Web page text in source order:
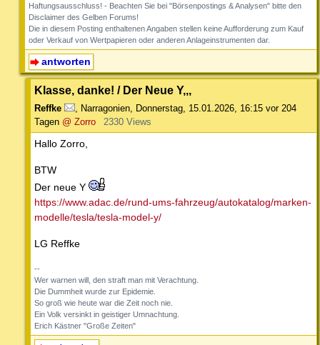
Haftungsausschluss! - Beachten Sie bei "Börsenpostings & Analysen" bitte den
Disclaimer des Gelben Forums!
Die in diesem Posting enthaltenen Angaben stellen keine Aufforderung zum Kauf
oder Verkauf von Wertpapieren oder anderen Anlageinstrumenten dar.
antworten
Klasse, danke! / Der Neue Y,,,
Reffke Narragonien Donnerstag, 15.01.2026, 16:15 vor 204
Tagen @ Zorro 2330 Views
Hallo Zorro,
BTW
Der neue Y
https://www.adac.de/rund-ums-fahrzeug/autokatalog/marken-
modelle/tesla/tesla-model-y/
LG Reffke
--
Wer warnen will, den straft man mit Verachtung.
Die Dummheit wurde zur Epidemie.
So groß wie heute war die Zeit noch nie.
Ein Volk versinkt in geistiger Umnachtung.
Erich Kästner "Große Zeiten"